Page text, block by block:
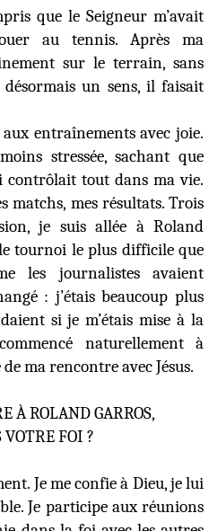
que le Seigneur m’avait
au tennis. Après ma
sur le terrain, sans
un sens, il faisait
entraînements avec joie.
stressée, sachant que
contrôlait tout dans ma vie.
matchs, mes résultats. Trois
je suis allée à Roland
tournoi le plus difficile que
les journalistes avaient
: j’étais beaucoup plus
si je m’étais mise à la
naturellement à
ma rencontre avec Jésus.
À ROLAND GARROS,
FOI ?
Je me confie à Dieu, je lui
Je participe aux réunions